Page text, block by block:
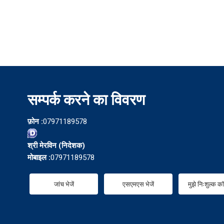
सम्पर्क करने का विवरण
फ़ोन :07971189578
श्री मेरविन(निदेशक)
मोबाइल :07971189578
जांच भेजें एसएमएस भेजें मुझे निःशुल्क